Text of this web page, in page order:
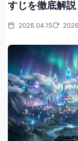
すじを徹底解説
2026.04.15